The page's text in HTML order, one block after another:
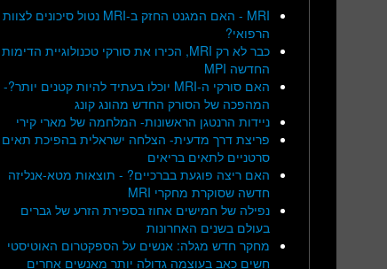
MRI - האם המגנט החזק ב-MRI נטול סיכונים לצוות
הרפואי?
כבר לא רק MRI, הכירו את סורקי טכנולוגיית הדימות
החדשה MPI
האם סורקי ה-MRI יוכלו בעתיד להיות קטנים יותר?-
המהפכה של הסורק החדש מהונג קונג
ניידות הרנטגן הראשונות- המלחמה של מארי קירי
פריצת דרך מדעית- הצלחה ישראלית בהפיכת תאים
סרטניים לתאים בריאים
האם ריצה פוגעת בברכיים? - תוצאות מטא-אנליזה
חדשה שסוקרת מחקרי MRI
נפילה של חמישים אחוז בספירת הזרע של גברים
בעולם בשנים האחרונות
מחקר חדש מגלה: אנשים על הספקטרום האוטיסטי
חשים כאב בעוצמה גדולה יותר מאנשים אחרים